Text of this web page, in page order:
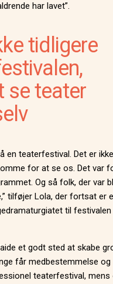
har lavet”.
tidligere
se teater
en teaterfestival. Det er
for at se os. Det var
Og så folk, der var
tilføjer Lola, der fortsat er
til festivalen
et godt sted at skabe
får medbestemmelse og
teaterfestival, mens